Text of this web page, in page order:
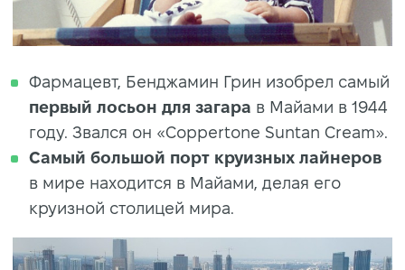
Фармацевт, Бенджамин Грин изобрел самый
первый лосьон для загара в Майами в 1944
году. Звался он «Coppertone Suntan Cream».
Самый большой порт круизных лайнеров
в мире находится в Майами, делая его
круизной столицей мира.